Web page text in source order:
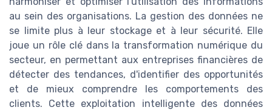
au sein des organisations. La gestion des données ne
se limite plus à leur stockage et à leur sécurité. Elle
joue un rôle clé dans la transformation numérique du
secteur, en permettant aux entreprises financières de
détecter des tendances, d'identifier des opportunités
et de mieux comprendre les comportements des
clients. Cette exploitation intelligente des données